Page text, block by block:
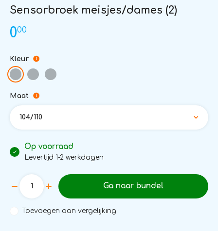
Sensorbroek meisjes/dames (2)
000
Kleur
Maat
104/110
Op voorraad
Levertijd 1-2 werkdagen
Ga naar bundel
Toevoegen aan vergelijking